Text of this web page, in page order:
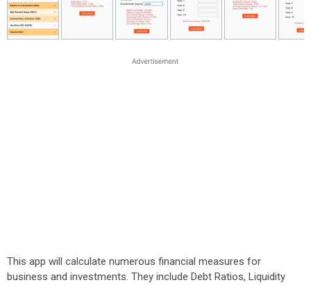
This app will calculate numerous financial measures for
business and investments. They include Debt Ratios, Liquidity